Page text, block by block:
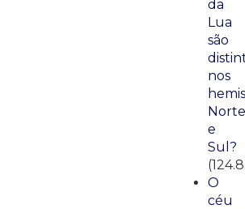
da
Lua
são
nos
Norte
e
Sul?
O
céu